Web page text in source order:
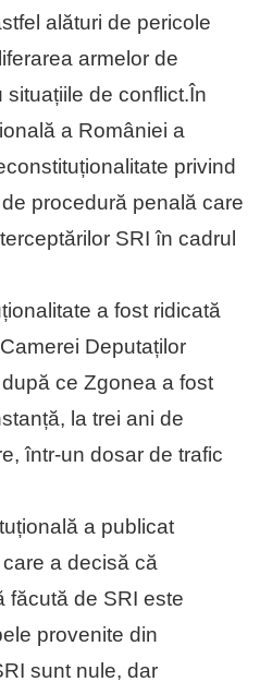
alături de pericole
armelor de
de conflict.În
a României a
privind
procedură penală care
SRI în cadrul
a fost ridicată
Deputaților
ce Zgonea a fost
la trei ani de
într-un dosar de trafic
a publicat
a decisă că
făcută de SRI este
provenite din
sunt nule, dar